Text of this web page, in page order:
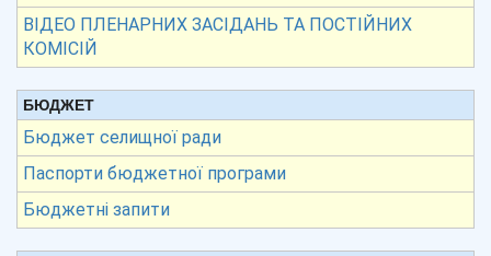
ВІДЕО ПЛЕНАРНИХ ЗАСІДАНЬ ТА ПОСТІЙНИХ
КОМІСІЙ
БЮДЖЕТ
Бюджет селищної ради
Паспорти бюджетної програми
Бюджетні запити